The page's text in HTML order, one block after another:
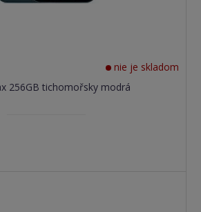
nie je skladom
256GB tichomořsky modrá